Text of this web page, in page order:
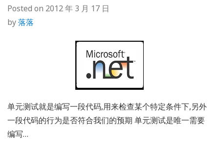
Posted on 2012 年 3 月 17 日
by落落
单元测试就是编写一段代码,用来检查某个特定条件下,另外
一段代码的行为是否符合我们的预期 单元测试是唯一需要
编写…